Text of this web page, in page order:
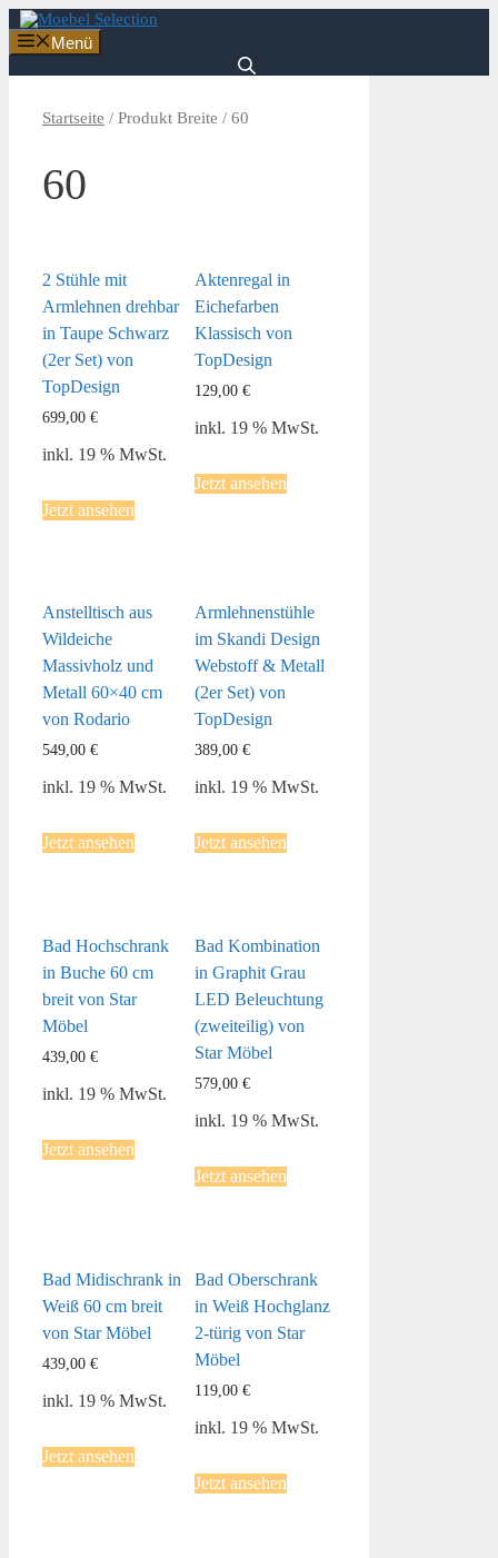
Zum
Inhalt
springen
Menü
Startseite / Produkt Breite / 60
60
2 Stühle mit
Armlehnen drehbar
in Taupe Schwarz
(2er Set) von
TopDesign
699,00 €
inkl. 19 % MwSt.
Jetzt ansehen
Aktenregal in
Eichefarben
Klassisch von
TopDesign
129,00€
inkl. 19 % MwSt.
Jetzt ansehen
Anstelltisch aus
Wildeiche
Massivholz und
Metall 60×40 cm
von Rodario
549,00 €
inkl. 19 % MwSt.
Jetzt ansehen
Armlehnenstühle
im Skandi Design
Webstoff & Metall
(2er Set) von
TopDesign
389,00€
inkl. 19 % MwSt.
Jetzt ansehen
Bad Hochschrank
in Buche 60 cm
breit von Star
Möbel
439,00 €
inkl. 19 % MwSt.
Jetzt ansehen
Bad Kombination
in Graphit Grau
LED Beleuchtung
(zweiteilig) von
Star Möbel
579,00€
inkl. 19 % MwSt.
Jetzt ansehen
Bad Midischrank in
Weiß 60 cm breit
von Star Möbel
439,00 €
inkl. 19 % MwSt.
Jetzt ansehen
Bad Oberschrank
in Weiß Hochglanz
2-türig von Star
Möbel
119,00€
inkl. 19 % MwSt.
Jetzt ansehen